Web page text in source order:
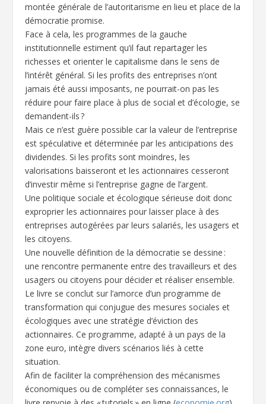
montée générale de l’autoritarisme en lieu et place de la
démocratie promise.
Face à cela, les programmes de la gauche
institutionnelle estiment qu’il faut repartager les
richesses et orienter le capitalisme dans le sens de
l’intérêt général. Si les profits des entreprises n’ont
jamais été aussi imposants, ne pourrait-on pas les
réduire pour faire place à plus de social et d’écologie, se
demandent-ils ?
Mais ce n’est guère possible car la valeur de l’entreprise
est spéculative et déterminée par les anticipations des
dividendes. Si les profits sont moindres, les
valorisations baisseront et les actionnaires cesseront
d’investir même si l’entreprise gagne de l’argent.
Une politique sociale et écologique sérieuse doit donc
exproprier les actionnaires pour laisser place à des
entreprises autogérées par leurs salariés, les usagers et
les citoyens.
Une nouvelle définition de la démocratie se dessine :
une rencontre permanente entre des travailleurs et des
usagers ou citoyens pour décider et réaliser ensemble.
Le livre se conclut sur l’amorce d’un programme de
transformation qui conjugue des mesures sociales et
écologiques avec une stratégie d’éviction des
actionnaires. Ce programme, adapté à un pays de la
zone euro, intègre divers scénarios liés à cette
situation.
Afin de faciliter la compréhension des mécanismes
économiques ou de compléter ses connaissances, le